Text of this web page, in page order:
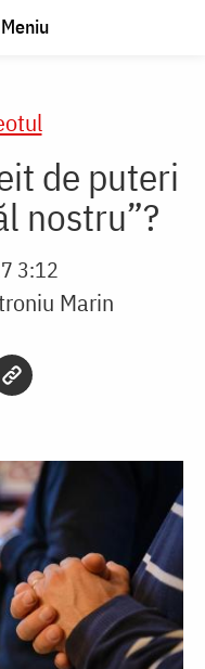
Meniu
de puteri
nostru”?
3:12
Marin